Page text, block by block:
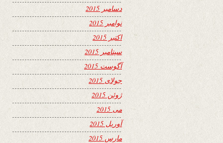
دسامبر 2015
نوامبر 2015
اکتبر 2015
سپتامبر 2015
آگوست 2015
جولای 2015
ژوئن 2015
می 2015
آوریل 2015
مارس 2015